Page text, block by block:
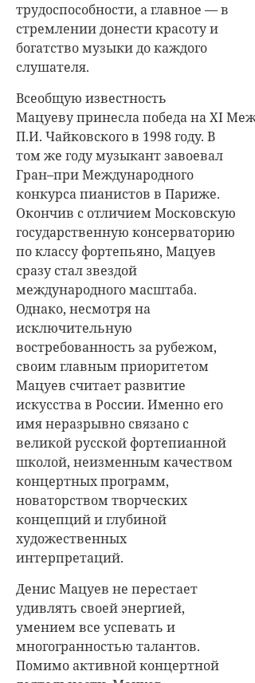
трудоспособности, а главное — в
стремлении донести красоту и
богатство музыки до каждого
слушателя.
Всеобщую известность
Мацуеву принесла победа на XI
П.И. Чайковского в 1998 году. В
том же году музыкант завоевал
Гран–при Международного
конкурса пианистов в Париже.
Окончив с отличием Московскую
государственную консерваторию
по классу фортепьяно, Мацуев
сразу стал звездой
международного масштаба.
Однако, несмотря на
исключительную
востребованность за рубежом,
своим главным приоритетом
Мацуев считает развитие
искусства в России. Именно его
имя неразрывно связано с
великой русской фортепианной
школой, неизменным качеством
концертных программ,
новаторством творческих
концепций и глубиной
художественных
интерпретаций.
Денис Мацуев не перестает
удивлять своей энергией,
умением все успевать и
многогранностью талантов.
Помимо активной концертной